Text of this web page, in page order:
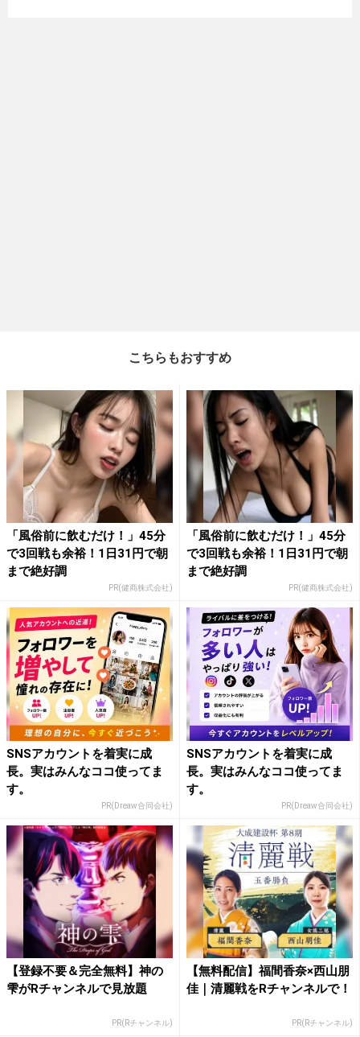
こちらもおすすめ
「風俗前に飲むだけ！」45分
で3回戦も余裕！1日31円で朝
まで絶好調
PR(健商株式会社)
「風俗前に飲むだけ！」45分
で3回戦も余裕！1日31円で朝
まで絶好調
PR(健商株式会社)
SNSアカウントを着実に成
長。実はみんなココ使ってま
す。
PR(Dreaw合同会社)
SNSアカウントを着実に成
長。実はみんなココ使ってま
す。
PR(Dreaw合同会社)
【登録不要＆完全無料】神の
雫がRチャンネルで見放題
PR(Rチャンネル)
【無料配信】福間香奈×西山朋
佳｜清麗戦をRチャンネルで！
PR(Rチャンネル)